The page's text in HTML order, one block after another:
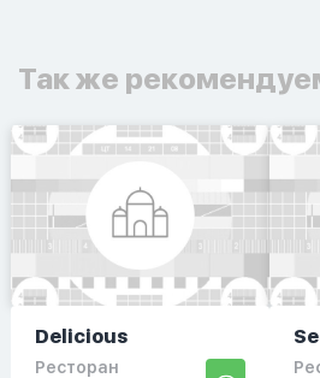
Так же
Delicious
Ресторан